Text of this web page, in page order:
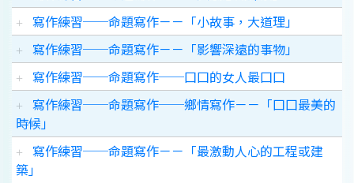
寫作練習──命題寫作－－「小故事，大道理」
寫作練習──命題寫作－－「影響深遠的事物」
寫作練習──命題寫作──囗囗的女人最囗囗
寫作練習──命題寫作──鄉情寫作－－「囗囗最美的
時候」
寫作練習──命題寫作－－「最激動人心的工程或建
築」